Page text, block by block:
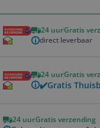
24 uurGratis
direct leverbaar
24 uurGratis
✔️Gratis
24 uurGratis verzending